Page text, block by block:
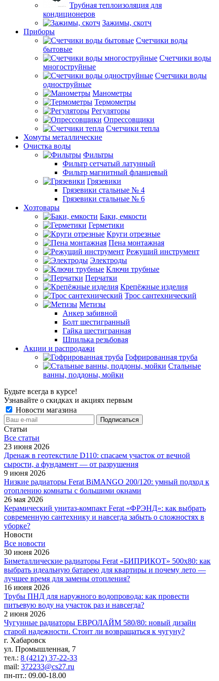
Трубная теплоизоляция для
кондиционеров
Зажимы, скотч
Приборы
Счетчики воды
бытовые
Счетчики воды
многоструйные
Счетчики воды
одноструйные
Манометры
Термометры
Регуляторы
Опрессовщики
Счетчики тепла
Хомуты металлические
Очистка воды
Фильтры
Фильтр сетчатый латунный
Фильтр магнитный фланцевый
Грязевики
Грязевики стальные № 4
Грязевики стальные № 6
Хозтовары
Баки, емкости
Герметики
Круги отрезные
Пена монтажная
Режущий инструмент
Электроды
Ключи трубные
Перчатки
Крепёжные изделия
Трос сантехнический
Метизы
Анкер забивной
Болт шестигранный
Гайка шестигранная
Шпилька резьбовая
Акции и распродажи
Гофрированная труба
Стальные
ванны, поддоны, мойки
Будьте всегда в курсе!
Узнавайте о скидках и акциях первым
Новости магазина
Статьи
Все cтатьи
23 июня 2026
Дренаж в геотекстиле D110: спасаем участок от вечной
сырости, а фундамент — от разрушения
9 июня 2026
Низкие радиаторы Ferat BiMANGO 200/120: умный подход к
отоплению комнаты с большими окнами
26 мая 2026
Керамический унитаз-компакт Ferat «ФРЭНД»: как выбрать
современную сантехнику и навсегда забыть о сложностях в
уборке?
Новости
Все новости
30 июня 2026
Биметаллические радиаторы Ferat «БИПРИКОТ» 500x80: как
выбрать идеальную батарею для квартиры и почему лето —
лучшее время для замены отопления?
16 июня 2026
Трубы ПНД для наружного водопровода: как провести
питьевую воду на участок раз и навсегда?
2 июня 2026
Чугунные радиаторы ЕВРОЛАЙМ 580/80: новый дизайн
старой надежности. Стоит ли возвращаться к чугуну?
г. Хабаровск
ул. Промышленная, 7
тел.: 8 (4212) 37-22-33
mail: 372233@cs27.ru
пн-пт.: 09.00-18.00